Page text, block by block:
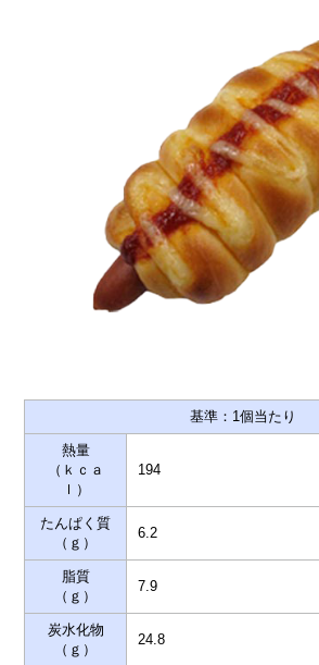
基準：1個当たり
熱量
（ｋｃａ
ｌ）
194
たんぱく質
（ｇ）
6.2
脂質
（ｇ）
7.9
炭水化物
（ｇ）
24.8